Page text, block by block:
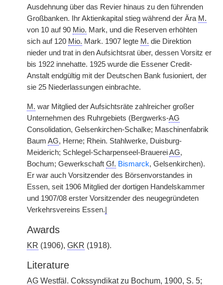
Ausdehnung über das Revier hinaus zu den führenden
Großbanken. Ihr Aktienkapital stieg während der Ära M.
von 10 auf 90 Mio. Mark, und die Reserven erhöhten
sich auf 120 Mio. Mark. 1907 legte M. die Direktion
nieder und trat in den Aufsichtsrat über, dessen Vorsitz er
bis 1922 innehatte. 1925 wurde die Essener Credit-
Anstalt endgültig mit der Deutschen Bank fusioniert, der
sie 25 Niederlassungen einbrachte.
M. war Mitglied der Aufsichtsräte zahlreicher großer
Unternehmen des Ruhrgebiets (Bergwerks-AG
Consolidation, Gelsenkirchen-Schalke; Maschinenfabrik
Baum AG, Herne; Rhein. Stahlwerke, Duisburg-
Meiderich; Schlegel-Scharpenseel-BrauereiAG,
Bochum; Gewerkschaft Gf. Bismarck, Gelsenkirchen).
Er war auch Vorsitzender des Börsenvorstandes in
Essen, seit 1906 Mitglied der dortigen Handelskammer
und 1907/08 erster Vorsitzender des neugegründeten
Verkehrsvereins Essen.
Awards
KR (1906), GKR (1918).
Literature
AG Westfäl. Cokssyndikat zu Bochum, 1900, S. 5;